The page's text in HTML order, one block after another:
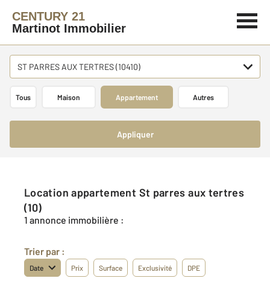
CENTURY 21
Martinot Immobilier
ST PARRES AUX TERTRES (10410)
Tous Maison Appartement Autres
Appliquer
Location appartement St parres aux tertres
(10)
1 annonce immobilière :
Trier par :
Date Prix Surface Exclusivité DPE